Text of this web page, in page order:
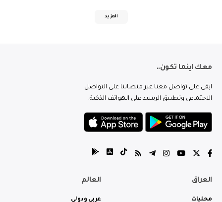
المزيد
معك اينما تكون..
ابقى على تواصل معنا عبر منصاتنا على التواصل
الاجتماعي وتطبيق الرشيد على الهواتف الذكية.
العراق
محليات
العالم
عربي ودولي